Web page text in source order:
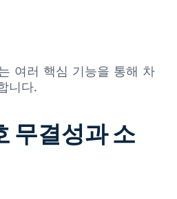
여러 핵심 기능을 통해 차
니다.
무결성과 소